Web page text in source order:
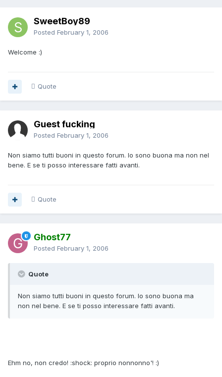
SweetBoy89
Posted February 1, 2006
Welcome :)
Quote
Guest fucking
Posted February 1, 2006
Non siamo tutti buoni in questo forum. Io sono buona ma non nel
bene. E se ti posso interessare fatti avanti.
Quote
Ghost77
Posted February 1, 2006
Quote
Non siamo tutti buoni in questo forum. Io sono buona ma
non nel bene. E se ti posso interessare fatti avanti.
Ehm no, non credo! :shock: proprio nonnonno'! :)